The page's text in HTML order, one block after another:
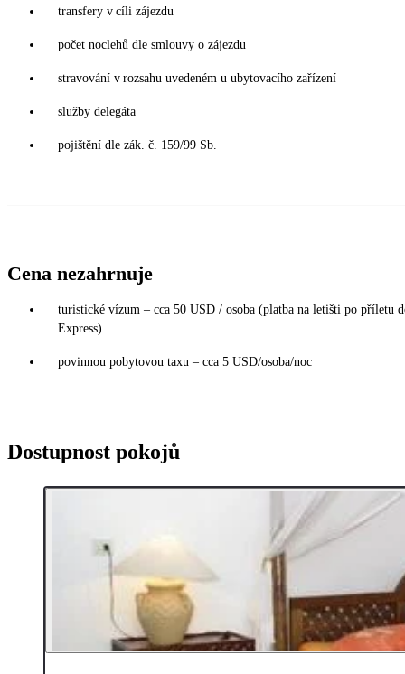
transfery v cíli zájezdu
počet noclehů dle smlouvy o zájezdu
stravování v rozsahu uvedeném u ubytovacího zařízení
služby delegáta
pojištění dle zák. č. 159/99 Sb.
Cena nezahrnuje
turistické vízum – cca 50 USD / osoba (platba na letišti po příletu
Express)
povinnou pobytovou taxu – cca 5 USD/osoba/noc
Dostupnost pokojů